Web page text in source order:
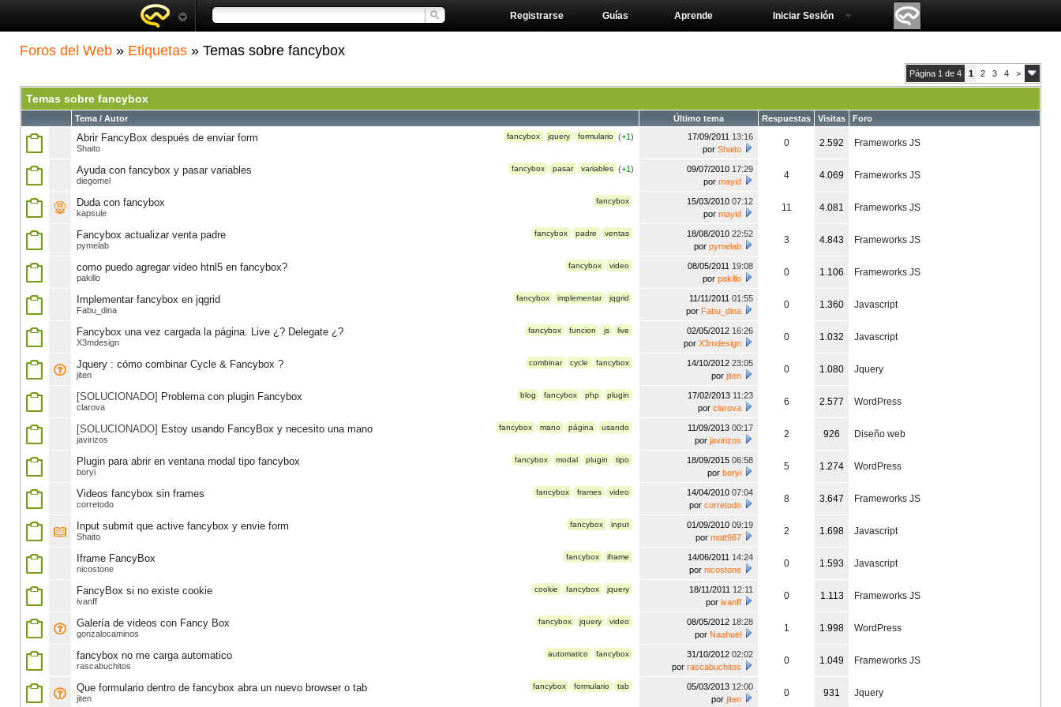
Aprende
Guías
Registrarse Iniciar Sesión
Foros del Web » Etiquetas » Temas sobre fancybox
Página 1 de 4 1 2 3 4 >
Temas sobre fancybox
Tema / Autor Último tema Respuestas Visitas
Foro
(+1)
fancybox jquery formulario
Abrir FancyBox después de enviar form
Shaito
17/09/2011 13:16
por Shaito
0 2.592 Frameworks JS
(+1)
fancybox pasar variables
Ayuda con fancybox y pasar variables
diegomel
09/07/2010 17:29
por mayid
4 4.069 Frameworks JS
fancybox
Duda con fancybox
kapsule
15/03/2010 07:12
por mayid
11 4.081 Frameworks JS
fancybox padre ventas
Fancybox actualizar venta padre
pymelab
18/08/2010 22:52
por pymelab
3 4.843 Frameworks JS
fancybox video
como puedo agregar video htnl5 en fancybox?
pakillo
08/05/2011 19:08
por pakillo
0 1.106 Frameworks JS
fancybox implementar jqgrid
Implementar fancybox en jqgrid
Fabu_dina
11/11/2011 01:55
por Fabu_dina
0 1.360 Javascript
fancybox funcion js live
Fancybox una vez cargada la página. Live ¿? Delegate ¿?
X3mdesign
02/05/2012 16:26
por X3mdesign
0 1.032 Javascript
combinar cycle fancybox
Jquery : cómo combinar Cycle & Fancybox ?
jiten
14/10/2012 23:05
por jiten
0 1.080 Jquery
blog fancybox php plugin
[SOLUCIONADO] Problema con plugin Fancybox
clarova
17/02/2013 11:23
por clarova
6 2.577 WordPress
fancybox mano página usando
[SOLUCIONADO] Estoy usando FancyBox y necesito una mano
javirizos
11/09/2013 00:17
por javirizos
2 926 Diseño web
fancybox modal plugin tipo
Plugin para abrir en ventana modal tipo fancybox
boryi
18/09/2015 06:58
por boryi
5 1.274 WordPress
fancybox frames video
Videos fancybox sin frames
corretodo
14/04/2010 07:04
por corretodo
8 3.647 Frameworks JS
fancybox input
Input submit que active fancybox y envie form
Shaito
01/09/2010 09:19
por matt987
2 1.698 Javascript
fancybox iframe
Iframe FancyBox
nicostone
14/06/2011 14:24
por nicostone
0 1.593 Javascript
cookie fancybox jquery
FancyBox si no existe cookie
ivanff
18/11/2011 12:11
por ivanff
0 1.113 Frameworks JS
fancybox jquery video
Galería de videos con Fancy Box
gonzalocaminos
08/05/2012 18:28
por Naahuel
1 1.998 WordPress
automatico fancybox
fancybox no me carga automatico
rascabuchitos
31/10/2012 02:02
por rascabuchitos
0 1.049 Frameworks JS
fancybox formulario tab
Que formulario dentro de fancybox abra un nuevo browser o tab
jiten
05/03/2013 12:00
por jiten
0 931 Jquery